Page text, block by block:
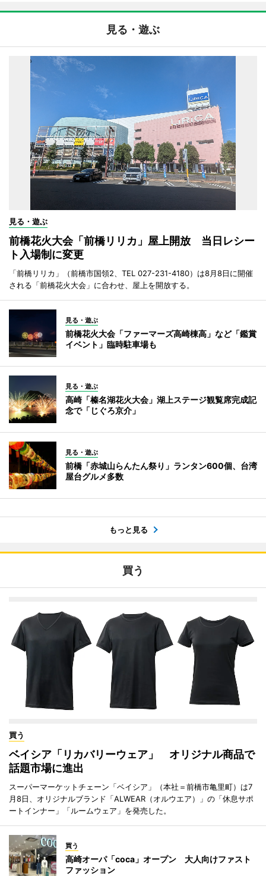
見る・遊ぶ
見る・遊ぶ
前橋花火大会「前橋リリカ」屋上開放 当日レシー
ト入場制に変更
「前橋リリカ」（前橋市国領2、TEL 027-231-4180）は8月8日に開催
される「前橋花火大会」に合わせ、屋上を開放する。
見る・遊ぶ
前橋花火大会「ファーマーズ高崎棟高」など「鑑賞
イベント」臨時駐車場も
見る・遊ぶ
高崎「榛名湖花火大会」湖上ステージ観覧席完成記
念で「じぐろ京介」
見る・遊ぶ
前橋「赤城山らんたん祭り」ランタン600個、台湾
屋台グルメ多数
もっと見る
買う
買う
ベイシア「リカバリーウェア」 オリジナル商品で
話題市場に進出
スーパーマーケットチェーン「ベイシア」（本社＝前橋市亀里町）は7
月8日、オリジナルブランド「ALWEAR（オルウエア）」の「休息サポ
ートインナー」「ルームウェア」を発売した。
買う
高崎オーパ「coca」オープン 大人向けファスト
ファッション